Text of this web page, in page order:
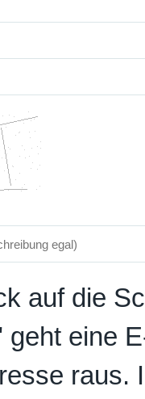
auf die
geht eine
raus.